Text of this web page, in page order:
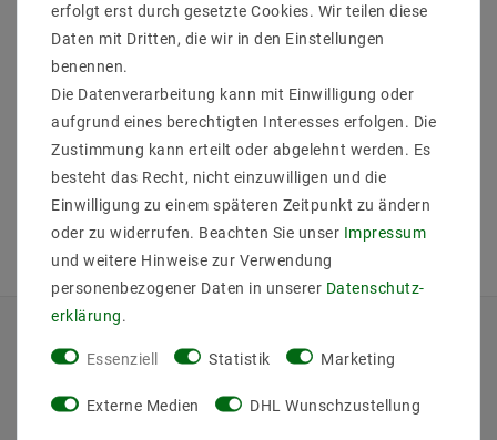
Artikel anzeigen
QUICKLINKS
Über Uns
erfolgt erst durch gesetzte Cookies. Wir teilen diese
Daten mit Dritten, die wir in den Einstellungen
benennen.
Die Datenverarbeitung kann mit Einwilligung oder
aufgrund eines berechtigten Interesses erfolgen. Die
Zustimmung kann erteilt oder abgelehnt werden. Es
besteht das Recht, nicht einzuwilligen und die
Einwilligung zu einem späteren Zeitpunkt zu ändern
oder zu widerrufen. Beachten Sie unser Impressum
und weitere Hinweise zur Verwendung
personenbezogener Daten in unserer Daten­schutz­
erklärung
Essenziell Statistik Marketing
Externe Medien DHL Wunschzustellung